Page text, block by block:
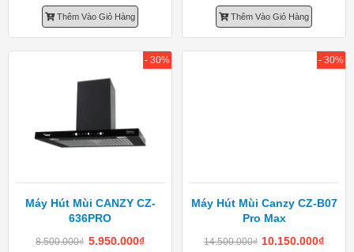
Thêm Vào Giỏ Hàng Thêm Vào Giỏ Hàng
Máy Hút Mùi CANZY CZ-
636PRO
8.500.000₫ 5.950.000₫
- 30%
Máy Hút Mùi Canzy CZ-B07
Pro Max
14.500.000₫ 10.150.000₫
- 30%